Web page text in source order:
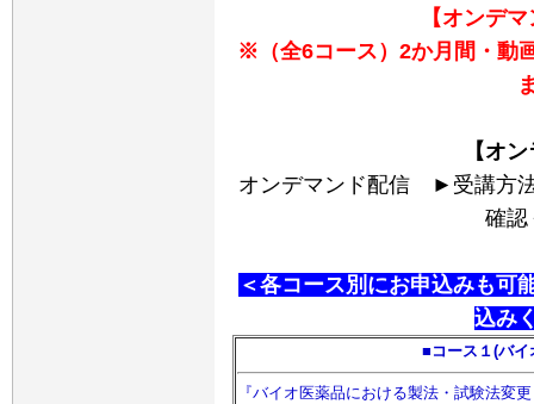
【オンデ
※（全6コース）2か月間・動
【オ
オンデマンド配信
►受講方
確認
＜各コース別にお申込みも可
込み
■コース１(バイ
『バイオ医薬品における製法・試験法変